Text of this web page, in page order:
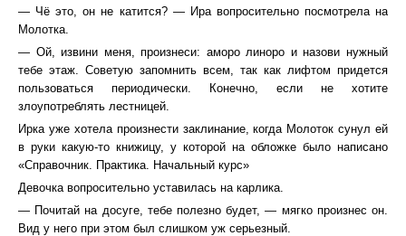
— Чё это, он не катится? — Ира вопросительно посмотрела на
Молотка.
— Ой, извини меня, произнеси: аморо линоро и назови нужный
тебе этаж. Советую запомнить всем, так как лифтом придется
пользоваться периодически. Конечно, если не хотите
злоупотреблять лестницей.
Ирка уже хотела произнести заклинание, когда Молоток сунул ей
в руки какую-то книжицу, у которой на обложке было написано
«Справочник. Практика. Начальный курс»
Девочка вопросительно уставилась на карлика.
— Почитай на досуге, тебе полезно будет, — мягко произнес он.
Вид у него при этом был слишком уж серьезный.